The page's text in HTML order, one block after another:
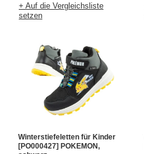
+ Auf die Vergleichsliste
setzen
Winterstiefeletten für Kinder
[PO000427] POKEMON,